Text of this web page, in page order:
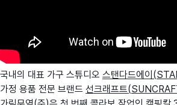
국내의 대표 가구 스튜디오 스탠다드에이
가정 용품 전문 브랜드 선크래프트